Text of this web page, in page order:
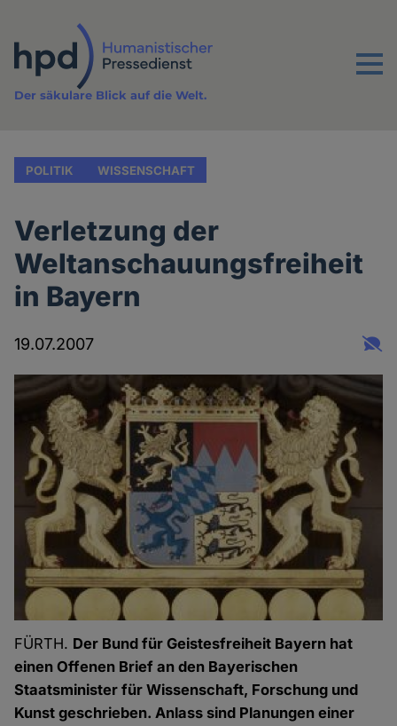
Inhalt
Menu
Der säkulare Blick auf die Welt.
POLITIK WISSENSCHAFT
Verletzung der
Weltanschauungsfreiheit
in Bayern
19.07.2007
FÜRTH. Der Bund für Geistesfreiheit Bayern hat
einen Offenen Brief an den Bayerischen
Staatsminister für Wissenschaft, Forschung und
Kunst geschrieben. Anlass sind Planungen einer